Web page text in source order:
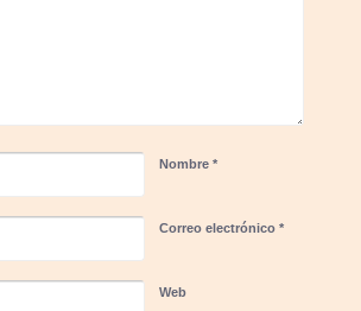
Nombre*
Correo electrónico*
Web